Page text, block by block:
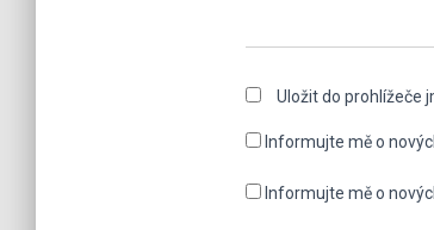
Uložit do prohlížeče
Informujte mě o
Informujte mě o